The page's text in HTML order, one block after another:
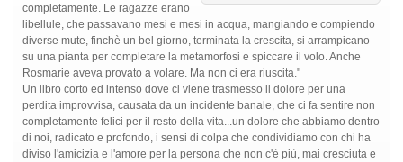
completamente. Le ragazze erano
libellule, che passavano mesi e mesi in acqua, mangiando e compiendo
diverse mute, finchè un bel giorno, terminata la crescita, si arrampicano
su una pianta per completare la metamorfosi e spiccare il volo. Anche
Rosmarie aveva provato a volare. Ma non ci era riuscita."
Un libro corto ed intenso dove ci viene trasmesso il dolore per una
perdita improvvisa, causata da un incidente banale, che ci fa sentire non
completamente felici per il resto della vita...un dolore che abbiamo dentro
di noi, radicato e profondo, i sensi di colpa che condividiamo con chi ha
diviso l'amicizia e l'amore per la persona che non c'è più, mai cresciuta e